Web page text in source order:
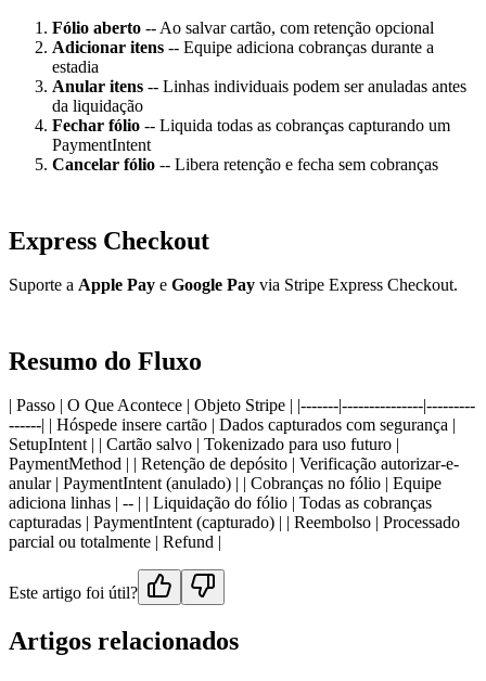
Fólio aberto -- Ao salvar cartão, com retenção opcional
Adicionar itens -- Equipe adiciona cobranças durante a
estadia
Anular itens -- Linhas individuais podem ser anuladas antes
da liquidação
Fechar fólio -- Liquida todas as cobranças capturando um
PaymentIntent
Cancelar fólio -- Libera retenção e fecha sem cobranças
Express Checkout
Suporte a Apple Pay e Google Pay via Stripe Express Checkout.
Resumo do Fluxo
| Passo | O Que Acontece | Objeto Stripe | |-------|---------------|---------
------| | Hóspede insere cartão | Dados capturados com segurança |
SetupIntent | | Cartão salvo | Tokenizado para uso futuro |
PaymentMethod | | Retenção de depósito | Verificação autorizar-e-
anular | PaymentIntent (anulado) | | Cobranças no fólio | Equipe
adiciona linhas | -- | | Liquidação do fólio | Todas as cobranças
capturadas | PaymentIntent (capturado) | | Reembolso | Processado
parcial ou totalmente | Refund |
Este artigo foi útil?
Artigos relacionados